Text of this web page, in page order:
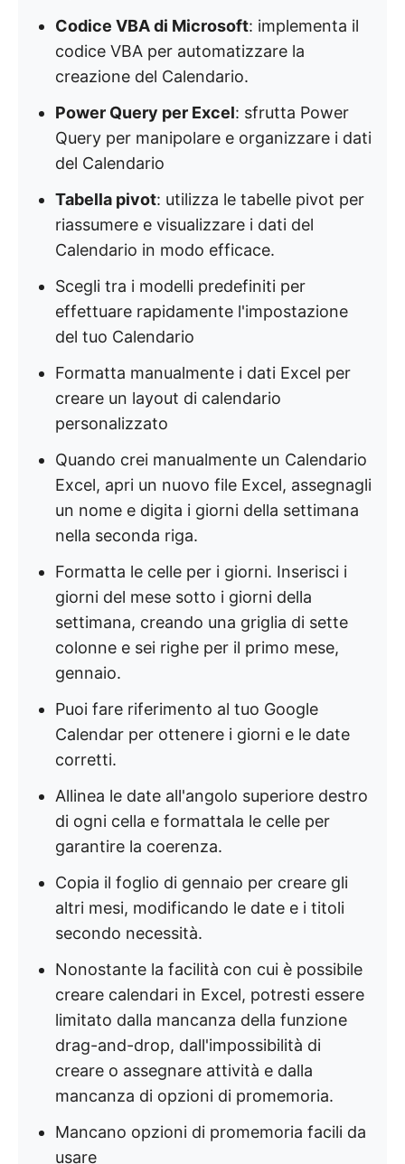
Codice VBA di Microsoft: implementa il
codice VBA per automatizzare la
creazione del Calendario.
Power Query per Excel: sfrutta Power
Query per manipolare e organizzare i dati
del Calendario
Tabella pivot: utilizza le tabelle pivot per
riassumere e visualizzare i dati del
Calendario in modo efficace.
Scegli tra i modelli predefiniti per
effettuare rapidamente l'impostazione
del tuo Calendario
Formatta manualmente i dati Excel per
creare un layout di calendario
personalizzato
Quando crei manualmente un Calendario
Excel, apri un nuovo file Excel, assegnagli
un nome e digita i giorni della settimana
nella seconda riga.
Formatta le celle per i giorni. Inserisci i
giorni del mese sotto i giorni della
settimana, creando una griglia di sette
colonne e sei righe per il primo mese,
gennaio.
Puoi fare riferimento al tuo Google
Calendar per ottenere i giorni e le date
corretti.
Allinea le date all'angolo superiore destro
di ogni cella e formattala le celle per
garantire la coerenza.
Copia il foglio di gennaio per creare gli
altri mesi, modificando le date e i titoli
secondo necessità.
Nonostante la facilità con cui è possibile
creare calendari in Excel, potresti essere
limitato dalla mancanza della funzione
drag-and-drop, dall'impossibilità di
creare o assegnare attività e dalla
mancanza di opzioni di promemoria.
Mancano opzioni di promemoria facili da
usare